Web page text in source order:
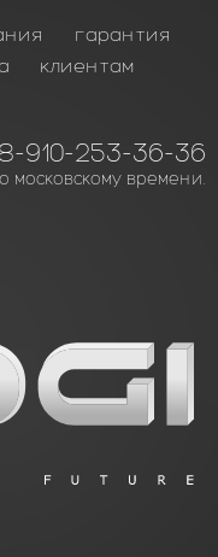
гарантия
клиентам
8-910-253-36-36
московскому времени.